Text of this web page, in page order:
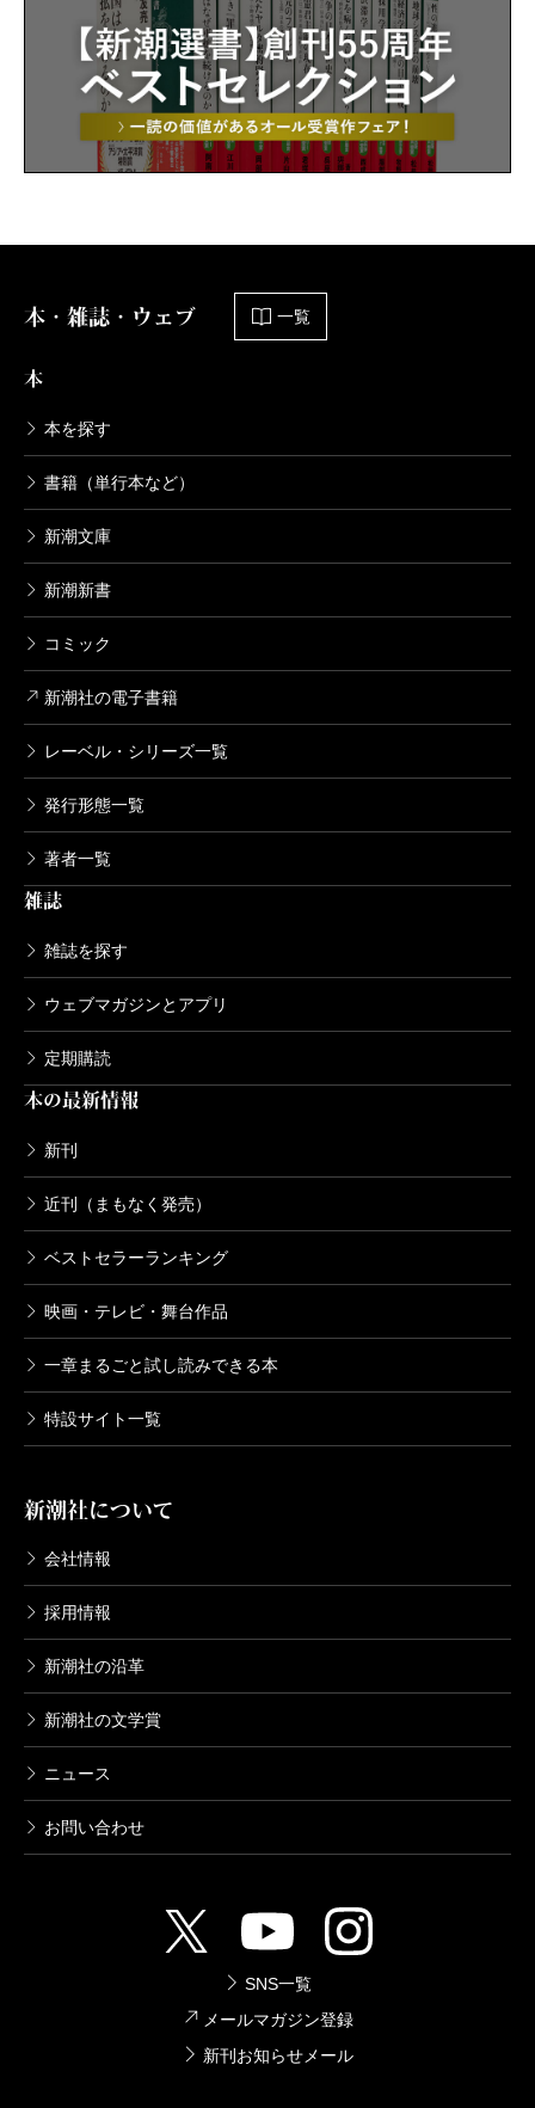
本・雑誌・ウェブ 一覧
本
本を探す
書籍（単行本など）
新潮文庫
新潮新書
コミック
新潮社の電子書籍
レーベル・シリーズ一覧
発行形態一覧
著者一覧
雑誌
雑誌を探す
ウェブマガジンとアプリ
定期購読
本の最新情報
新刊
近刊（まもなく発売）
ベストセラーランキング
映画・テレビ・舞台作品
一章まるごと試し読みできる本
特設サイト一覧
新潮社について
会社情報
採用情報
新潮社の沿革
新潮社の文学賞
ニュース
お問い合わせ
SNS一覧
メールマガジン登録
新刊お知らせメール